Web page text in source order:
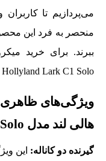
می‌پردازیم تا کاربران
منحصر به فرد این
ببرند. برای خرید
Hollyland Lark C1 Solo با ما همراه باشید.
ویژگی‌های
هالی لند مدل Hollyland Lark C1 Solo
گیرنده دو کاناله: این